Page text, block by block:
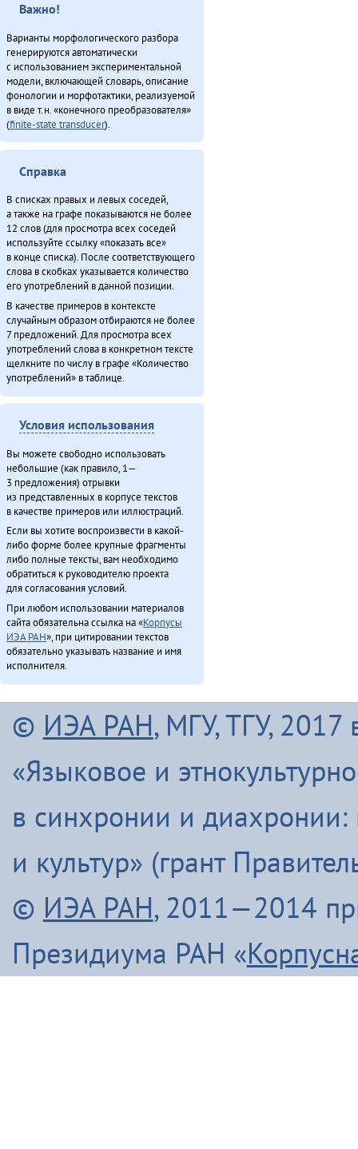
Важно!
Варианты морфологического разбора
генерируются автоматически
с использованием экспериментальной
модели, включающей словарь, описание
фонологии и морфотактики, реализуемой
в виде т.н. «конечного преобразователя»
(finite-state transducer).
Справка
В списках правых и левых соседей,
а также на графе показываются не более
12 слов (для просмотра всех соседей
используйте ссылку «показать все»
в конце списка). После соответствующего
слова в скобках указывается количество
его употреблений в данной позиции.
В качестве примеров в контексте
случайным образом отбираются не более
7 предложений. Для просмотра всех
употреблений слова в конкретном тексте
щелкните по числу в графе «Количество
употреблений» в таблице.
Условия использования
Вы можете свободно использовать
небольшие (как правило, 1—
3 предложения) отрывки
из представленных в корпусе текстов
в качестве примеров или иллюстраций.
Если вы хотите воспроизвести в какой-
либо форме более крупные фрагменты
либо полные тексты, вам необходимо
обратиться к руководителю проекта
для согласования условий.
При любом использовании материалов
сайта обязательна ссылка на «Корпусы
ИЭА РАН», при цитировании текстов
обязательно указывать название и имя
исполнителя.
© ИЭА РАН, МГУ, ТГУ, 2017
«Языковое и
в синхронии и диахронии:
и культур» (грант
© ИЭА РАН, 2011—2014
Президиума РАН «